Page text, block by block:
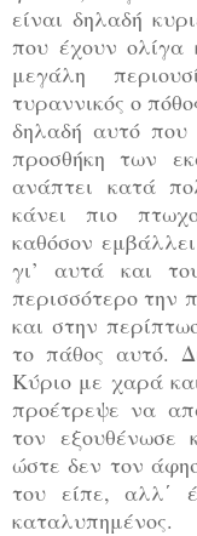
είναι δηλαδή
που έχουν
μεγάλη
τυραννικός ο
δηλαδή αυτό
προσθήκη των
ανάπτει κατά
κάνει πιο
καθόσον
γι’ αυτά και
περισσότερο την
και στην
το πάθος αυτό.
Κύριο με χαρά
προέτρεψε να
τον εξουθένωσε
ώστε δεν τον
του είπε, αλλ΄
καταλυπημένος.